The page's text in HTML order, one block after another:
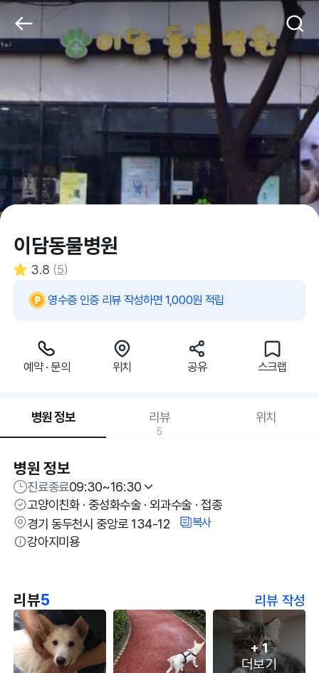
이담동물병원
3.8 (5)
영수증 인증 리뷰 작성하면 1,000원 적립
예약 · 문의 위치 공유 스크랩
병원 정보 리뷰
5
위치
병원 정보
진료종료09:30~16:30
고양이친화 · 중성화수술 · 외과수술 · 접종
경기 동두천시 중앙로 134-12
복사
강아지미용
리뷰5 리뷰 작성
+1
더보기